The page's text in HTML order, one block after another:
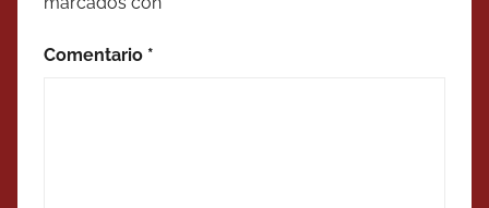
Comentario *